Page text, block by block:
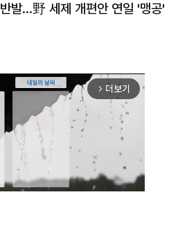
반발…野 세제 개편안 연일 '맹공'
arrow_forward_ios 더보기